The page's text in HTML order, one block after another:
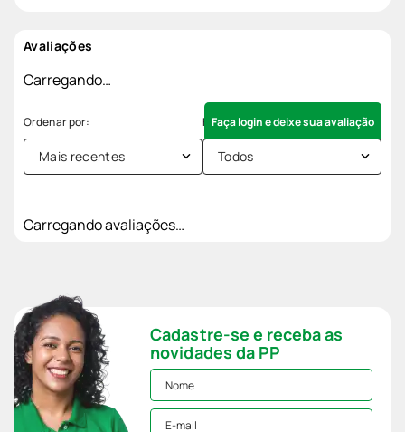
Avaliações
Carregando…
Faça login e deixe sua avaliação
Mais recentes Todos
Carregando avaliações…
Cadastre-se e receba as
novidades da PP